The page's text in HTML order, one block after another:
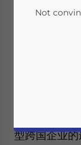
作与发展组
润转移（
在应对全球
弱税基的利
BEPS 2.0的
球最低企业
型跨国企业
Not